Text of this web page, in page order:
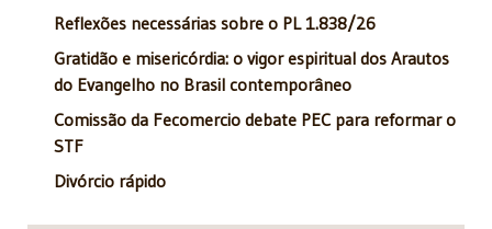
Reflexões necessárias sobre o PL 1.838/26
Gratidão e misericórdia: o vigor espiritual dos Arautos
do Evangelho no Brasil contemporâneo
Comissão da Fecomercio debate PEC para reformar o
STF
Divórcio rápido